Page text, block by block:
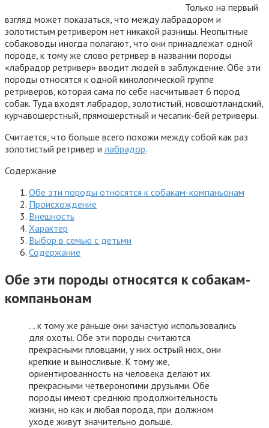
Только на первый
взгляд может показаться, что между лабрадором и
золотистым ретривером нет никакой разницы. Неопытные
собаководы иногда полагают, что они принадлежат одной
породе, к тому же слово ретривер в названии породы
«лабрадор ретривер» вводит людей в заблуждение. Обе эти
породы относятся к одной кинологической группе
ретриверов, которая сама по себе насчитывает 6 пород
собак. Туда входят лабрадор, золотистый, новошотландский,
курчавошерстный, прямошерстный и чесапик-бей ретриверы.
Считается, что больше всего похожи между собой как раз
золотистый ретривер и лабрадор.
Содержание
Обе эти породы относятся к собакам-компаньонам
Происхождение
Внешность
Характер
Выбор в семью с детьми
Содержание
Обе эти породы относятся к собакам-
компаньонам
… к тому же раньше они зачастую использовались
для охоты. Обе эти породы считаются
прекрасными пловцами, у них острый нюх, они
крепкие и выносливые. К тому же,
ориентированность на человека делают их
прекрасными четвероногими друзьями. Обе
породы имеют среднюю продолжительность
жизни, но как и любая порода, при должном
уходе живут значительно дольше.